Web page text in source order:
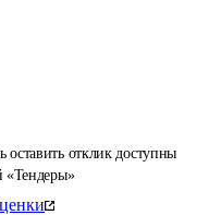
отклик доступны
«Тендеры»